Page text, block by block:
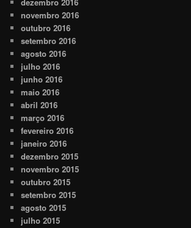
novembro 2016
outubro 2016
setembro 2016
agosto 2016
julho 2016
junho 2016
maio 2016
abril 2016
março 2016
fevereiro 2016
janeiro 2016
dezembro 2015
novembro 2015
outubro 2015
setembro 2015
agosto 2015
julho 2015